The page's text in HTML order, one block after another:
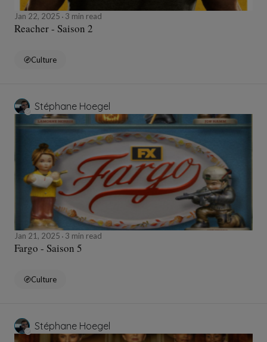
Jan 22, 2025 3 min read
Reacher - Saison 2
Culture
Stéphane Hoegel
Jan 21, 2025 3 min read
Fargo - Saison 5
Culture
Stéphane Hoegel